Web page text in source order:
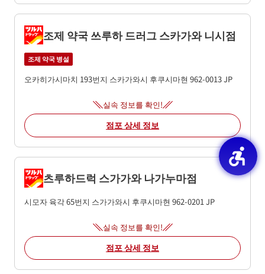
조제 약국 쓰루하 드러그 스카가와 니시점
조제 약국 병설
오카히가시마치 193번지 스카가와시 후쿠시마현 962-0013JP
실속 정보를 확인!
점포 상세 정보
츠루하드럭 스가가와 나가누마점
시모자 육각 65번지 스가가와시 후쿠시마현 962-0201 JP
실속 정보를 확인!
점포 상세 정보